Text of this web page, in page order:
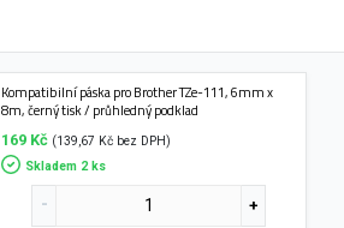
Kompatibilní páska pro Brother TZe-111, 6mm x
8m, černý tisk / průhledný podklad
169 Kč (139,67 Kč bez DPH)
Skladem 2 ks